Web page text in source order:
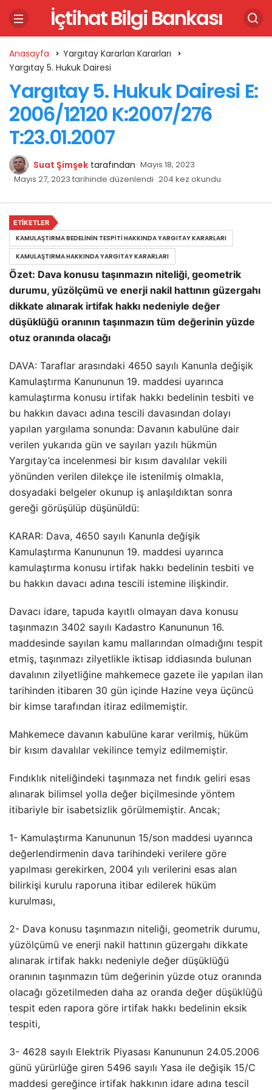
İçtihat Bilgi Bankası
Anasayfa
Yargıtay Kararları Kararları
Yargıtay 5. Hukuk Dairesi
Yargıtay 5. Hukuk Dairesi E:
2006/12120 K:2007/276
T:23.01.2007
Suat Şimşek tarafından Mayıs 18, 2023
Mayıs 27, 2023 tarihinde düzenlendi 204 kez okundu
Özet: Dava konusu taşınmazın niteliği, geometrik
durumu, yüzölçümü ve enerji nakil hattının güzergahı
dikkate alınarak irtifak hakkı nedeniyle değer
düşüklüğü oranının taşınmazın tüm değerinin yüzde
otuz oranında olacağı
DAVA: Taraflar arasındaki 4650 sayılı Kanunla değişik
Kamulaştırma Kanununun 19. maddesi uyarınca
kamulaştırma konusu irtifak hakkı bedelinin tesbiti ve
bu hakkın davacı adına tescili davasından dolayı
yapılan yargılama sonunda: Davanın kabulüne dair
verilen yukarıda gün ve sayıları yazılı hükmün
Yargıtay’ca incelenmesi bir kısım davalılar vekili
yönünden verilen dilekçe ile istenilmiş olmakla,
dosyadaki belgeler okunup iş anlaşıldıktan sonra
gereği görüşülüp düşünüldü:
KARAR: Dava, 4650 sayılı Kanunla değişik
Kamulaştırma Kanununun 19. maddesi uyarınca
kamulaştırma konusu irtifak hakkı bedelinin tesbiti ve
bu hakkın davacı adına tescili istemine ilişkindir.
Davacı idare, tapuda kayıtlı olmayan dava konusu
taşınmazın 3402 sayılı Kadastro Kanununun 16.
maddesinde sayılan kamu mallarından olmadığını tespit
etmiş, taşınmazı zilyetlikle iktisap iddiasında bulunan
davalının zilyetliğine mahkemece gazete ile yapılan ilan
tarihinden itibaren 30 gün içinde Hazine veya üçüncü
bir kimse tarafından itiraz edilmemiştir.
Mahkemece davanın kabulüne karar verilmiş, hüküm
bir kısım davalılar vekilince temyiz edilmemiştir.
Fındıklık niteliğindeki taşınmaza net fındık geliri esas
alınarak bilimsel yolla değer biçilmesinde yöntem
itibariyle bir isabetsizlik görülmemiştir. Ancak;
1- Kamulaştırma Kanununun 15/son maddesi uyarınca
değerlendirmenin dava tarihindeki verilere göre
yapılması gerekirken, 2004 yılı verilerini esas alan
bilirkişi kurulu raporuna itibar edilerek hüküm
kurulması,
2- Dava konusu taşınmazın niteliği, geometrik durumu,
yüzölçümü ve enerji nakil hattının güzergahı dikkate
alınarak irtifak hakkı nedeniyle değer düşüklüğü
oranının taşınmazın tüm değerinin yüzde otuz oranında
olacağı gözetilmeden daha az oranda değer düşüklüğü
tespit eden rapora göre irtifak hakkı bedelinin eksik
tespiti,
3- 4628 sayılı Elektrik Piyasası Kanununun 24.05.2006
günü yürürlüğe giren 5496 sayılı Yasa ile değişik 15/C
maddesi gereğince irtifak hakkının idare adına tescil
ETIKETLER
KAMULAŞTIRMA BEDELININ TESPITI HAKKINDA YARGITAY KARARLARI
KAMULAŞTIRMA HAKKINDA YARGITAY KARARLARI